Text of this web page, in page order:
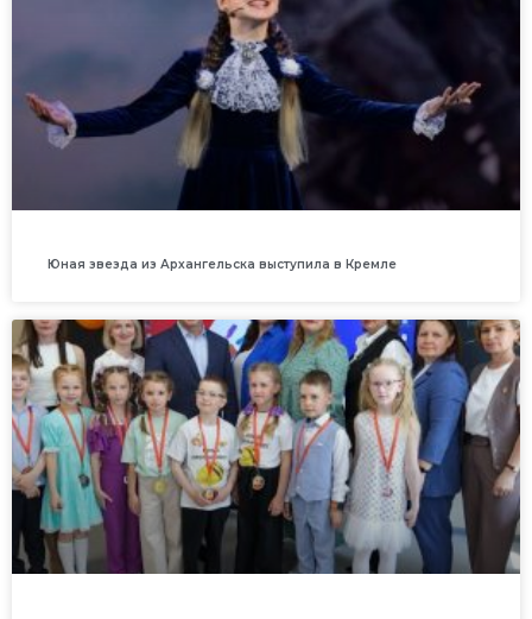
Юная звезда из Архангельска выступила в Кремле